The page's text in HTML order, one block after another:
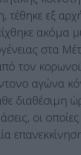
εξ
ακόμα
στα
τον
αγώνα
διαθέσιμη
οι